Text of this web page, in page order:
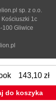
143,10 zł
do koszyka
sp. z o.o.
Kościuszki 1c
100 Gliwice